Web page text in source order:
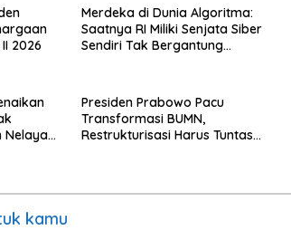
2026
Merdeka di Dunia Algoritma:
Saatnya RI Miliki Senjata Siber
Sendiri Tak Bergantung
Nelayan
Presiden Prabowo Pacu
Transformasi BUMN,
Restrukturisasi Harus Tuntas
kamu